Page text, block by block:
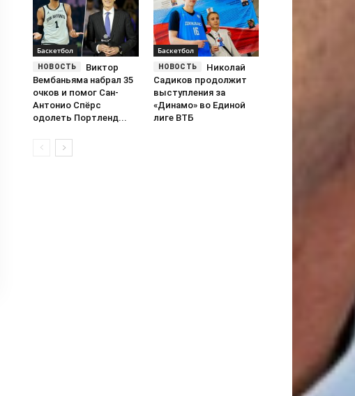
Баскетбол
Виктор
Вембаньяма набрал 35
очков и помог Сан-
Антонио Спёрс
одолеть Портленд...
Баскетбол
Николай
Садиков продолжит
выступления за
«Динамо» во Единой
лиге ВТБ